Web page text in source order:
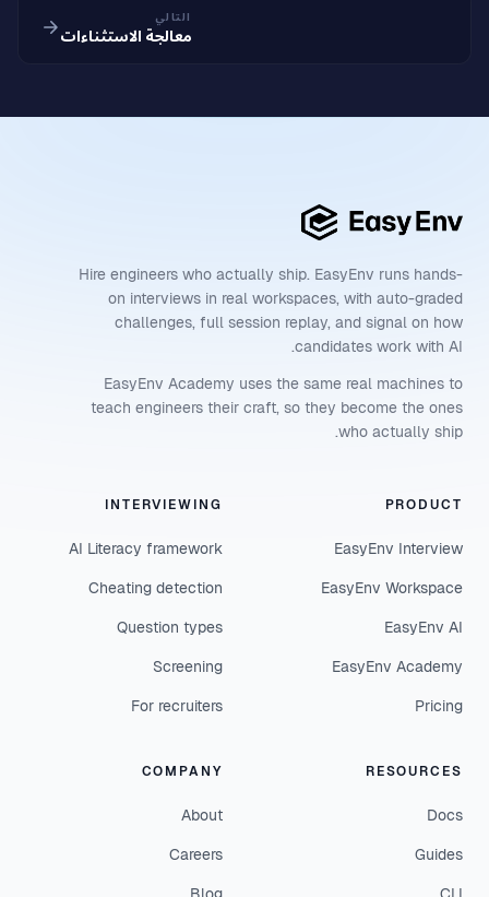
التالي
معالجة الاستثناءات
Hire engineers who actually ship. EasyEnv runs hands-
on interviews in real workspaces, with auto-graded
challenges, full session replay, and signal on how
candidates work with AI.
EasyEnv Academy uses the same real machines to
teach engineers their craft, so they become the ones
who actually ship.
PRODUCT
EasyEnv Interview
EasyEnv Workspace
EasyEnv AI
EasyEnv Academy
Pricing
INTERVIEWING
AI Literacy framework
Cheating detection
Question types
Screening
For recruiters
RESOURCES
Docs
Guides
COMPANY
About
Careers